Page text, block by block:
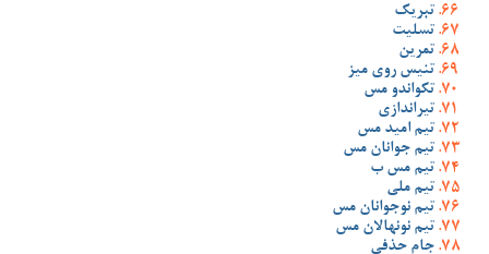
تبریک
تسلیت
تمرین
تنیس روی میز
تکواندو مس
تیراندازی
تیم امید مس
تیم جوانان مس
تیم مس ب
تیم ملی
تیم نوجوانان مس
تیم نونهالان مس
جام حذفی